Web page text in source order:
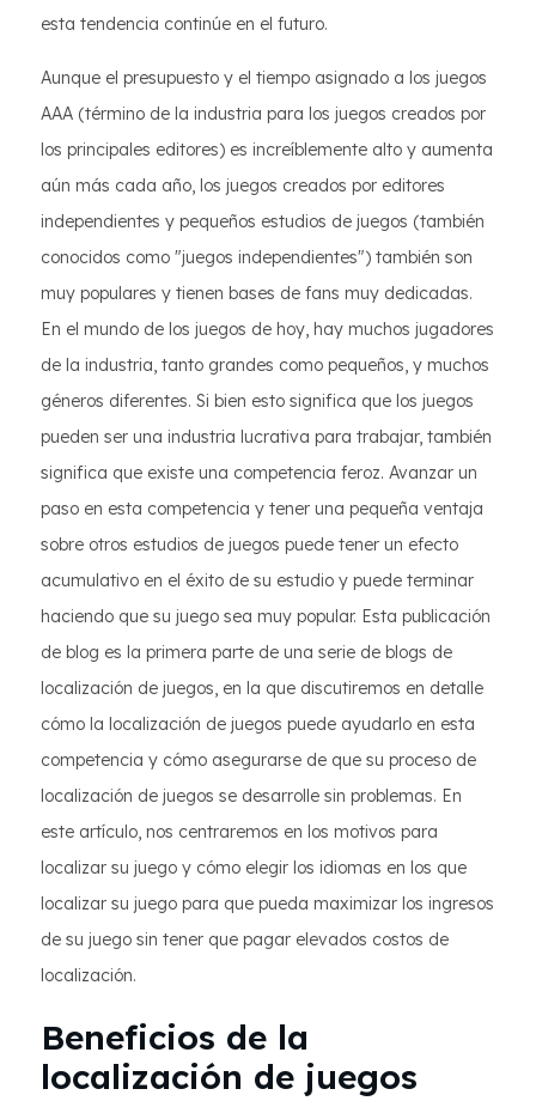
esta tendencia continúe en el futuro.
Aunque el presupuesto y el tiempo asignado a los juegos
AAA (término de la industria para los juegos creados por
los principales editores) es increíblemente alto y aumenta
aún más cada año, los juegos creados por editores
independientes y pequeños estudios de juegos (también
conocidos como "juegos independientes") también son
muy populares y tienen bases de fans muy dedicadas.
En el mundo de los juegos de hoy, hay muchos jugadores
de la industria, tanto grandes como pequeños, y muchos
géneros diferentes. Si bien esto significa que los juegos
pueden ser una industria lucrativa para trabajar, también
significa que existe una competencia feroz. Avanzar un
paso en esta competencia y tener una pequeña ventaja
sobre otros estudios de juegos puede tener un efecto
acumulativo en el éxito de su estudio y puede terminar
haciendo que su juego sea muy popular. Esta publicación
de blog es la primera parte de una serie de blogs de
localización de juegos, en la que discutiremos en detalle
cómo la localización de juegos puede ayudarlo en esta
competencia y cómo asegurarse de que su proceso de
localización de juegos se desarrolle sin problemas. En
este artículo, nos centraremos en los motivos para
localizar su juego y cómo elegir los idiomas en los que
localizar su juego para que pueda maximizar los ingresos
de su juego sin tener que pagar elevados costos de
localización.
Beneficios de la
localización de juegos